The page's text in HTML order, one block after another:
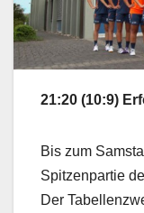
21:20 (10:9)
Bis zum
Spitzenpartie
Der